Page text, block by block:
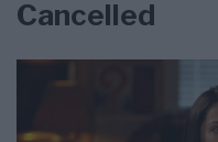
Cancelled